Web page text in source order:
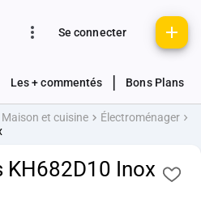
Se connecter
Les + commentés Bons Plans
Maison et cuisine
Électroménager
KH682D10 Inox